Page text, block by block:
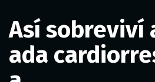
Así sobreviví
ada